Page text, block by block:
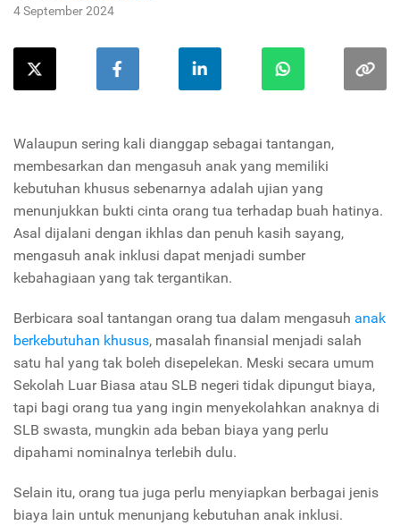
4 September 2024
Walaupun sering kali dianggap sebagai tantangan,
membesarkan dan mengasuh anak yang memiliki
kebutuhan khusus sebenarnya adalah ujian yang
menunjukkan bukti cinta orang tua terhadap buah hatinya.
Asal dijalani dengan ikhlas dan penuh kasih sayang,
mengasuh anak inklusi dapat menjadi sumber
kebahagiaan yang tak tergantikan.
Berbicara soal tantangan orang tua dalam mengasuh anak
berkebutuhan khusus, masalah finansial menjadi salah
satu hal yang tak boleh disepelekan. Meski secara umum
Sekolah Luar Biasa atau SLB negeri tidak dipungut biaya,
tapi bagi orang tua yang ingin menyekolahkan anaknya di
SLB swasta, mungkin ada beban biaya yang perlu
dipahami nominalnya terlebih dulu.
Selain itu, orang tua juga perlu menyiapkan berbagai jenis
biaya lain untuk menunjang kebutuhan anak inklusi.